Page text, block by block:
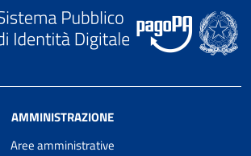
AMMINISTRAZIONE
Aree amministrative